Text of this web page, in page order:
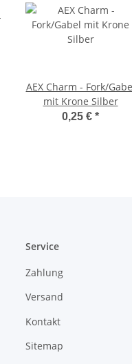
AEX Charm - Fork/
mit Krone Silber
0,25 € *
Service
Zahlung
Versand
Kontakt
Sitemap